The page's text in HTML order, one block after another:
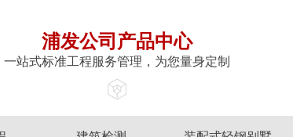
浦发公司产品中心
一站式标准工程服务管理，为您量身定制